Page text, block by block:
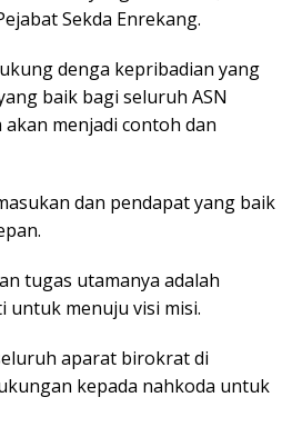
Sekda Enrekang.
denga kepribadian yang
baik bagi seluruh ASN
menjadi contoh dan
dan pendapat yang baik
tugas utamanya adalah
untuk menuju visi misi.
aparat birokrat di
kepada nahkoda untuk